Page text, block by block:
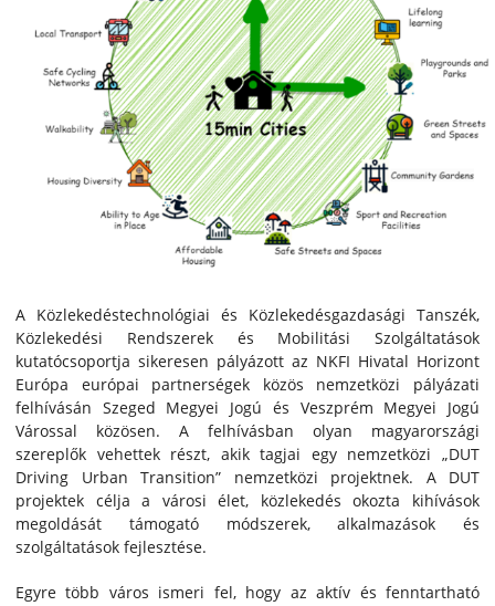
A Közlekedéstechnológiai és Közlekedésgazdasági Tanszék,
Közlekedési Rendszerek és Mobilitási Szolgáltatások
kutatócsoportja sikeresen pályázott az NKFI Hivatal Horizont
Európa európai partnerségek közös nemzetközi pályázati
felhívásán Szeged Megyei Jogú és Veszprém Megyei Jogú
Várossal közösen. A felhívásban olyan magyarországi
szereplők vehettek részt, akik tagjai egy nemzetközi „DUT
Driving Urban Transition” nemzetközi projektnek. A DUT
projektek célja a városi élet, közlekedés okozta kihívások
megoldását támogató módszerek, alkalmazások és
szolgáltatások fejlesztése.
Egyre több város ismeri fel, hogy az aktív és fenntartható